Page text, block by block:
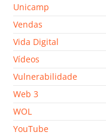
Unicamp
Vendas
Vida Digital
Vídeos
Vulnerabilidade
Web 3
WOL
YouTube